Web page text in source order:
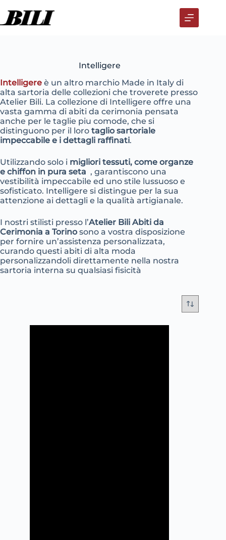
contenuto
Intelligere
Intelligere è un altro marchio Made in Italy di
alta sartoria delle collezioni che troverete presso
Atelier Bili. La collezione di Intelligere offre una
vasta gamma di abiti da cerimonia pensata
anche per le taglie piu comode, che si
distinguono per il loro taglio sartoriale
impeccabile e i dettagli raffinati.
Utilizzando solo i migliori tessuti, come organze
e chiffon in pura seta , garantiscono una
vestibilità impeccabile ed uno stile lussuoso e
sofisticato. Intelligere si distingue per la sua
attenzione ai dettagli e la qualità artigianale.
I nostri stilisti presso l’Atelier Bili Abiti da
Cerimonia a Torino sono a vostra disposizione
per fornire un’assistenza personalizzata,
curando questi abiti di alta moda
personalizzandoli direttamente nella nostra
sartoria interna su qualsiasi fisicità